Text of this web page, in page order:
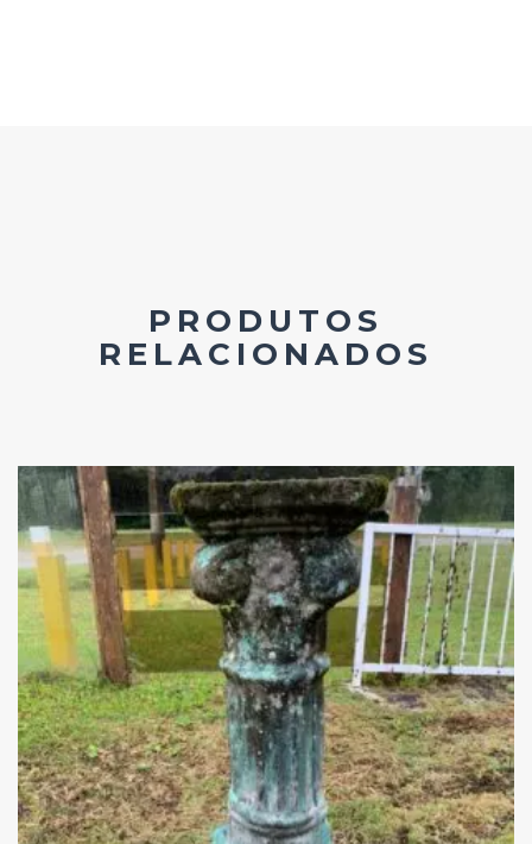
PRODUTOS
RELACIONADOS
Add
ao
Favoritos